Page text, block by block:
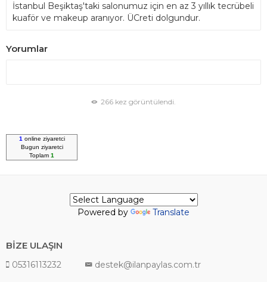
İstanbul Beşiktaş'taki salonumuz için en az 3 yıllık tecrübeli
kuaför ve makeup aranıyor. ÜCreti dolgundur.
Yorumlar
266 kez görüntülendi.
1 online ziyaretci
Bugun ziyaretci
Toplam 1
Powered by Translate
BİZE ULAŞIN
05316113232 destek@ilanpaylas.com.tr